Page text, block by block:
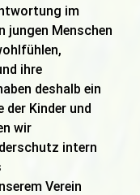
im
jungen Menschen
ihre
deshalb ein
Kinder und
wir
intern
Verein